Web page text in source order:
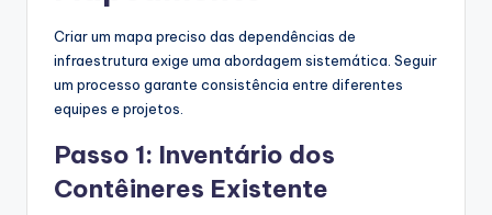
Criar um mapa preciso das dependências de
infraestrutura exige uma abordagem sistemática. Seguir
um processo garante consistência entre diferentes
equipes e projetos.
Passo 1: Inventário dos
Contêineres Existente